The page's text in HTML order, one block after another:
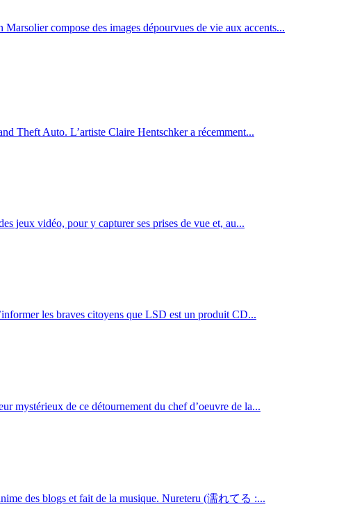
compose des images dépourvues de vie aux accents...
Theft Auto. L’artiste Claire Hentschker a récemment...
jeux vidéo, pour y capturer ses prises de vue et, au...
les braves citoyens que LSD est un produit CD...
mystérieux de ce détournement du chef d’oeuvre de la...
des blogs et fait de la musique. Nureteru (濡れてる :...